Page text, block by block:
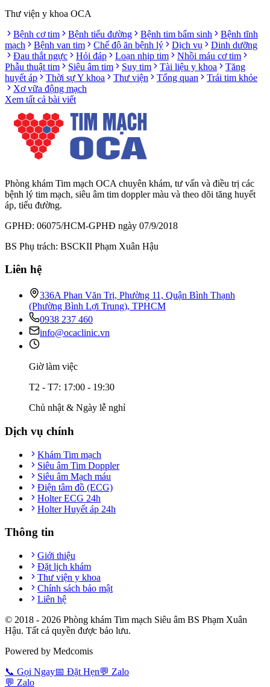
Thư viện y khoa OCA
Bệnh cơ tim
Bệnh tiểu đường Bệnh tim bẩm sinh
Bệnh tĩnh
mạch
Bệnh van tim Chế độ ăn bệnh lý Dịch vụ
Dinh dưỡng
Đau thắt ngực
Hỏi đáp Loạn nhịp tim
Nhồi máu cơ tim
Phẫu thuật tim
Siêu âm tim Suy tim Tài liệu y khoa
Tăng
huyết áp
Thời sự Y khoa Thư viện Tổng quan
Trái tim khỏe
Xơ vữa động mạch
Xem tất cả bài viết
Phòng khám Tim mạch OCA chuyên khám, tư vấn và điều trị các
bệnh lý tim mạch, siêu âm tim doppler màu và theo dõi tăng huyết
áp, tiểu đường.
GPHĐ: 06075/HCM-GPHĐ ngày 07/9/2018
BS Phụ trách: BSCKII Phạm Xuân Hậu
Liên hệ
336A Phan Văn Trị, Phường 11, Quận Bình Thạnh
(Phường Bình Lợi Trung), TPHCM
0938 237 460
info@ocaclinic.vn
Giờ làm việc
T2 - T7: 17:00 - 19:30
Chủ nhật & Ngày lễ nghỉ
Dịch vụ chính
Khám Tim mạch
Siêu âm Tim Doppler
Siêu âm Mạch máu
Điện tâm đồ (ECG)
Holter ECG 24h
Holter Huyết áp 24h
Thông tin
Giới thiệu
Đặt lịch khám
Thư viện y khoa
Chính sách bảo mật
Liên hệ
© 2018 - 2026 Phòng khám Tim mạch Siêu âm BS Phạm Xuân
Hậu. Tất cả quyền được bảo lưu.
Powered by Medcomis
📞 Gọi Ngay📅 Đặt Hẹn💬 Zalo
💬 Zalo